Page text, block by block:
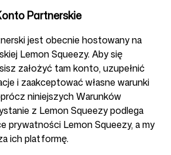
Partnerskie
jest obecnie hostowany na
Lemon Squeezy. Aby się
założyć tam konto, uzupełnić
i zaakceptować własne warunki
niniejszych Warunków
z Lemon Squeezy podlega
prywatności Lemon Squeezy, a my
ich platformę.